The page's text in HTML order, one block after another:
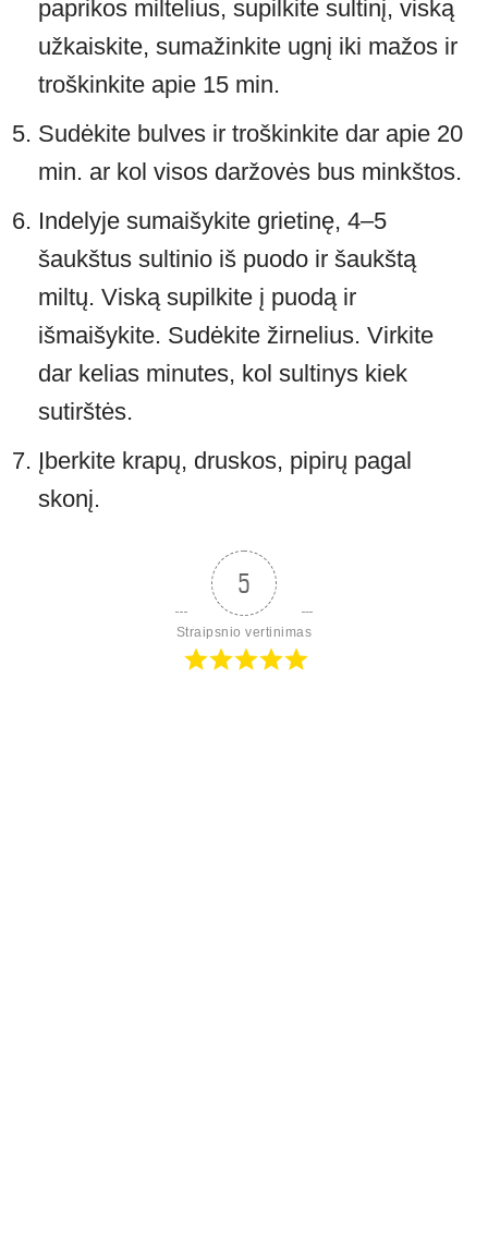
paprikos miltelius, supilkite sultinį, viską
užkaiskite, sumažinkite ugnį iki mažos ir
troškinkite apie 15 min.
Sudėkite bulves ir troškinkite dar apie 20
min. ar kol visos daržovės bus minkštos.
Indelyje sumaišykite grietinę, 4–5
šaukštus sultinio iš puodo ir šaukštą
miltų. Viską supilkite į puodą ir
išmaišykite. Sudėkite žirnelius. Virkite
dar kelias minutes, kol sultinys kiek
sutirštės.
Įberkite krapų, druskos, pipirų pagal
skonį.
5
Straipsnio vertinimas